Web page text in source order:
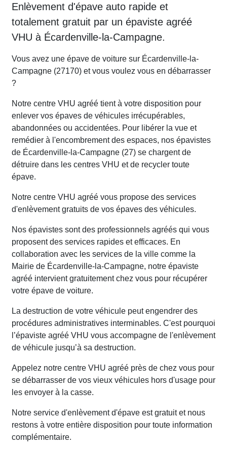
Enlèvement d'épave auto rapide et
totalement gratuit par un épaviste agréé
VHU à Écardenville-la-Campagne.
Vous avez une épave de voiture sur Écardenville-la-
Campagne (27170) et vous voulez vous en débarrasser
?
Notre centre VHU agréé tient à votre disposition pour
enlever vos épaves de véhicules irrécupérables,
abandonnées ou accidentées. Pour libérer la vue et
remédier à l'encombrement des espaces, nos épavistes
de Écardenville-la-Campagne (27) se chargent de
détruire dans les centres VHU et de recycler toute
épave.
Notre centre VHU agréé vous propose des services
d'enlèvement gratuits de vos épaves des véhicules.
Nos épavistes sont des professionnels agréés qui vous
proposent des services rapides et efficaces. En
collaboration avec les services de la ville comme la
Mairie de Écardenville-la-Campagne, notre épaviste
agréé intervient gratuitement chez vous pour récupérer
votre épave de voiture.
La destruction de votre véhicule peut engendrer des
procédures administratives interminables. C'est pourquoi
l’épaviste agréé VHU vous accompagne de l'enlèvement
de véhicule jusqu’à sa destruction.
Appelez notre centre VHU agréé près de chez vous pour
se débarrasser de vos vieux véhicules hors d'usage pour
les envoyer à la casse.
Notre service d'enlèvement d'épave est gratuit et nous
restons à votre entière disposition pour toute information
complémentaire.